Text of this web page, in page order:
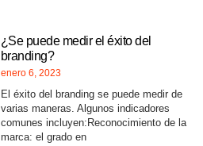
¿Se puede medir el éxito del
branding?
enero 6, 2023
El éxito del branding se puede medir de
varias maneras. Algunos indicadores
comunes incluyen:Reconocimiento de la
marca: el grado en